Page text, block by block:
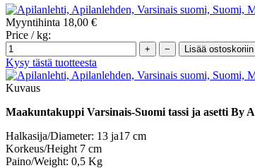
Myyntihinta 18,00 €
Price / kg:
Kysy tästä tuotteesta
Kuvaus
Maakuntakuppi Varsinais-Suomi tassi ja asetti By
Halkasija/Diameter: 13 ja17 cm
Korkeus/Height 7 cm
Paino/Weight: 0,5 Kg